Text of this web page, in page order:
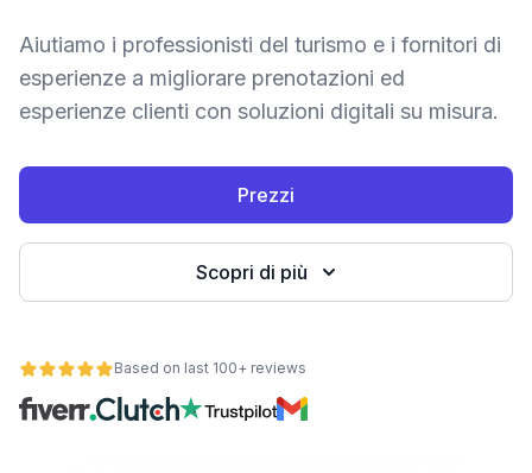
Aiutiamo i professionisti del turismo e i fornitori di
esperienze a migliorare prenotazioni ed
esperienze clienti con soluzioni digitali su misura.
Prezzi
Scopri di più
Based on last 100+ reviews